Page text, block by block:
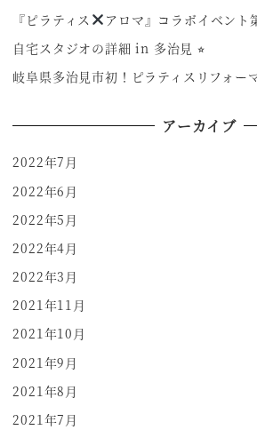
『ピラティス
アロマ』コラボイベント
自宅スタジオの詳細 in 多治見 ⭐︎
岐阜県多治見市初！ピラティスリフォー
アーカイブ
2022年7月
2022年6月
2022年5月
2022年4月
2022年3月
2021年11月
2021年10月
2021年9月
2021年8月
2021年7月